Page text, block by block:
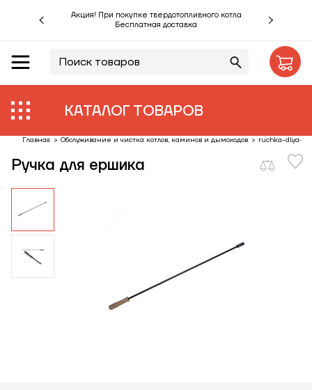
Акция! При покупке твердотопливного котла
Бесплатная доставка
КАТАЛОГ ТОВАРОВ
Акции %
Производители
Объекты
Монтаж
Клиентам
Контакты
Главная > Обслуживание и чистка котлов, каминов и дымоходов > ruchka-dlya-
Ручка для ершика